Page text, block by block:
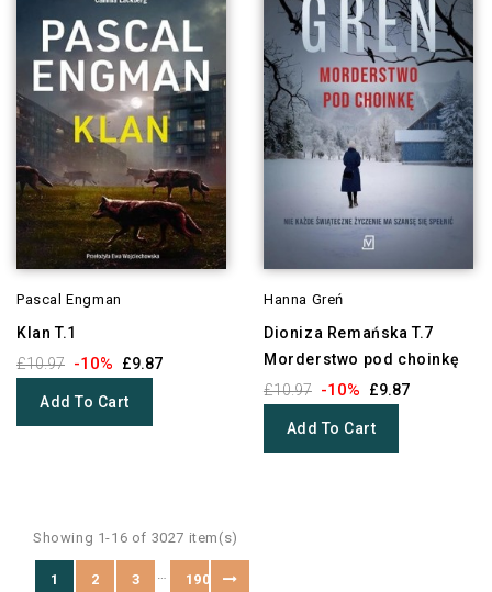
Pascal Engman
Klan T.1
£10.97 -10% £9.87
Add To Cart
Hanna Greń
Dioniza Remańska T.7
Morderstwo pod choinkę
£10.97 -10% £9.87
Add To Cart
Showing 1-16 of 3027 item(s)
1 2 3 … 190